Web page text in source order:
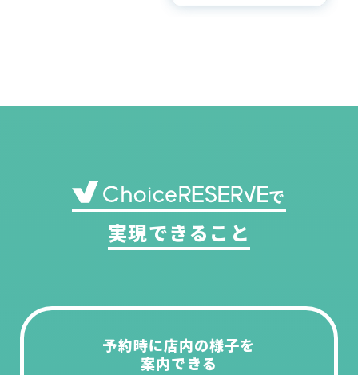
で
実現できること
予約時に店内の様子を
案内できる